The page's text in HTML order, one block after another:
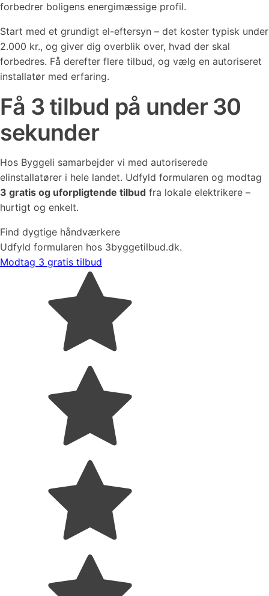
forbedrer boligens energimæssige profil.
Start med et grundigt el-eftersyn – det koster typisk under
2.000 kr., og giver dig overblik over, hvad der skal
forbedres. Få derefter flere tilbud, og vælg en autoriseret
installatør med erfaring.
Få 3 tilbud på under 30
sekunder
Hos Byggeli samarbejder vi med autoriserede
elinstallatører i hele landet. Udfyld formularen og modtag
3 gratis og uforpligtende tilbud fra lokale elektrikere –
hurtigt og enkelt.
Find dygtige håndværkere
Udfyld formularen hos 3byggetilbud.dk.
Modtag 3 gratis tilbud